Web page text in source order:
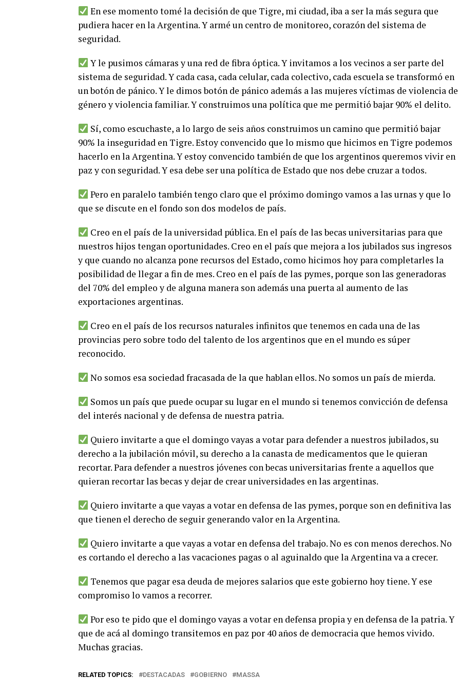
En ese momento tomé la decisión de que Tigre, mi ciudad, iba a ser la más segura que
pudiera hacer en la Argentina. Y armé un centro de monitoreo, corazón del sistema de
seguridad.
Y le pusimos cámaras y una red de fibra óptica. Y invitamos a los vecinos a ser parte del
sistema de seguridad. Y cada casa, cada celular, cada colectivo, cada escuela se transformó en
un botón de pánico. Y le dimos botón de pánico además a las mujeres víctimas de violencia de
género y violencia familiar. Y construimos una política que me permitió bajar 90% el delito.
Sí, como escuchaste, a lo largo de seis años construimos un camino que permitió bajar
90% la inseguridad en Tigre. Estoy convencido que lo mismo que hicimos en Tigre podemos
hacerlo en la Argentina. Y estoy convencido también de que los argentinos queremos vivir en
paz y con seguridad. Y esa debe ser una política de Estado que nos debe cruzar a todos.
Pero en paralelo también tengo claro que el próximo domingo vamos a las urnas y que lo
que se discute en el fondo son dos modelos de país.
Creo en el país de la universidad pública. En el país de las becas universitarias para que
nuestros hijos tengan oportunidades. Creo en el país que mejora a los jubilados sus ingresos
y que cuando no alcanza pone recursos del Estado, como hicimos hoy para completarles la
posibilidad de llegar a fin de mes. Creo en el país de las pymes, porque son las generadoras
del 70% del empleo y de alguna manera son además una puerta al aumento de las
exportaciones argentinas.
Creo en el país de los recursos naturales infinitos que tenemos en cada una de las
provincias pero sobre todo del talento de los argentinos que en el mundo es súper
reconocido.
No somos esa sociedad fracasada de la que hablan ellos. No somos un país de mierda.
Somos un país que puede ocupar su lugar en el mundo si tenemos convicción de defensa
del interés nacional y de defensa de nuestra patria.
Quiero invitarte a que el domingo vayas a votar para defender a nuestros jubilados, su
derecho a la jubilación móvil, su derecho a la canasta de medicamentos que le quieran
recortar. Para defender a nuestros jóvenes con becas universitarias frente a aquellos que
quieran recortar las becas y dejar de crear universidades en las argentinas.
Quiero invitarte a que vayas a votar en defensa de las pymes, porque son en definitiva las
que tienen el derecho de seguir generando valor en la Argentina.
Quiero invitarte a que vayas a votar en defensa del trabajo. No es con menos derechos. No
es cortando el derecho a las vacaciones pagas o al aguinaldo que la Argentina va a crecer.
Tenemos que pagar esa deuda de mejores salarios que este gobierno hoy tiene. Y ese
compromiso lo vamos a recorrer.
Por eso te pido que el domingo vayas a votar en defensa propia y en defensa de la patria. Y
que de acá al domingo transitemos en paz por 40 años de democracia que hemos vivido.
Muchas gracias.
RELATED TOPICS: DESTACADAS GOBIERNO MASSA